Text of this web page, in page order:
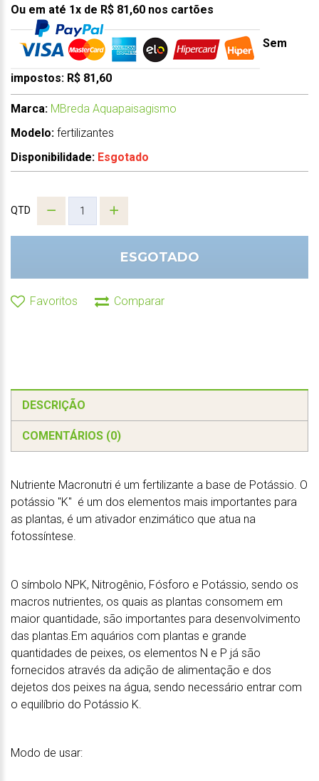
Ou em até 1x de R$ 81,60 nos cartões
Sem
impostos: R$ 81,60
Marca: MBreda Aquapaisagismo
Modelo: fertilizantes
Disponibilidade: Esgotado
QTD
ESGOTADO
Favoritos Comparar
DESCRIÇÃO
COMENTÁRIOS (0)
Nutriente Macronutri é um fertilizante a base de Potássio. O
potássio "K" é um dos elementos mais importantes para
as plantas, é um ativador enzimático que atua na
fotossíntese.
O símbolo NPK, Nitrogênio, Fósforo e Potássio, sendo os
macros nutrientes, os quais as plantas consomem em
maior quantidade, são importantes para desenvolvimento
das plantas.Em aquários com plantas e grande
quantidades de peixes, os elementos N e P já são
fornecidos através da adição de alimentação e dos
dejetos dos peixes na água, sendo necessário entrar com
o equilíbrio do Potássio K.
Modo de usar: